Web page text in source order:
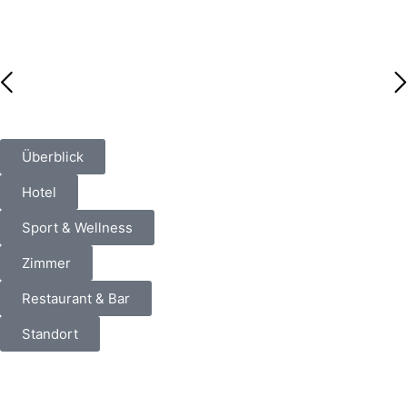
Überblick
Hotel
Sport & Wellness
Zimmer
Restaurant & Bar
Standort